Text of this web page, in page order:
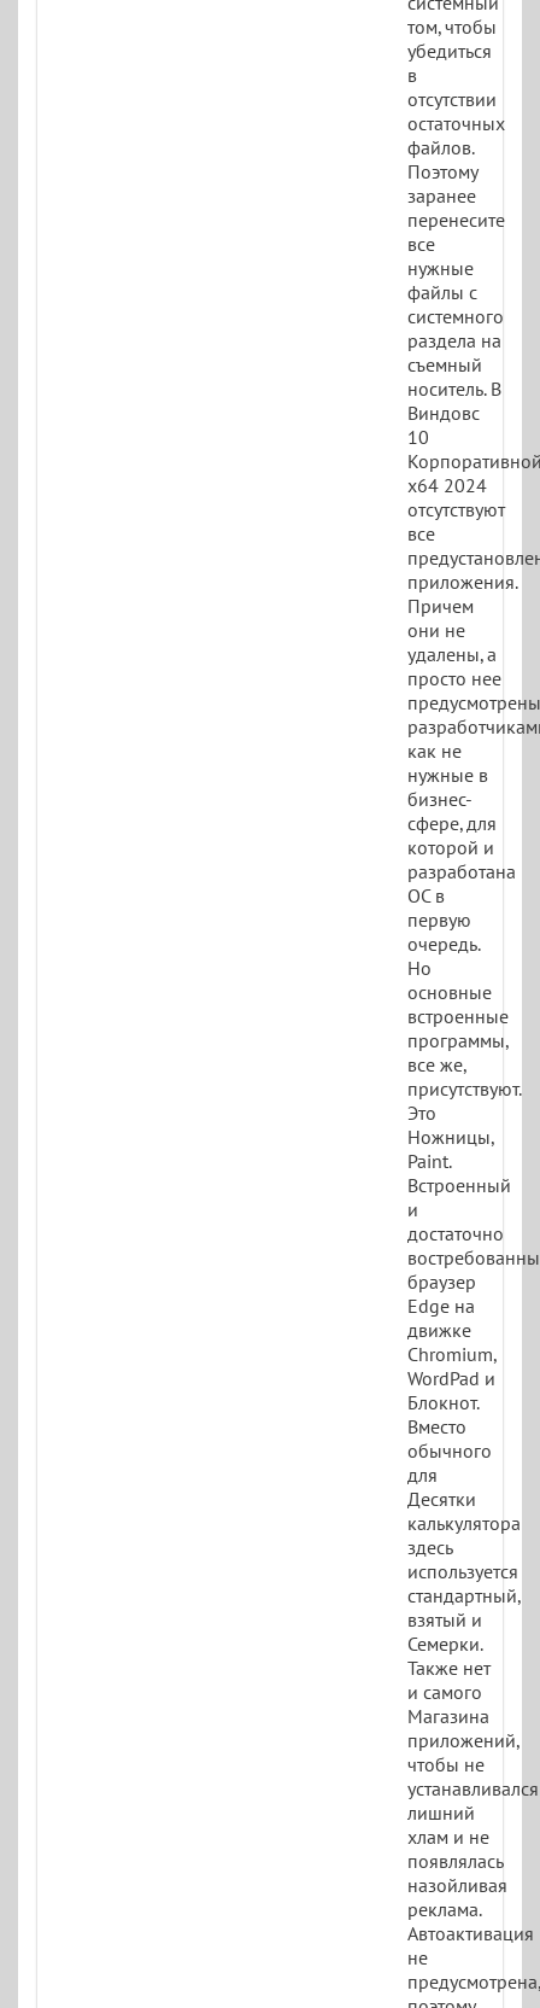
том, чтобы
убедиться
в
отсутствии
остаточных
файлов.
Поэтому
заранее
перенесите
все
нужные
файлы с
системного
раздела на
съемный
носитель. В
Виндовс
10
x64 2024
отсутствуют
все
приложения.
Причем
они не
удалены, а
просто нее
предусмотрены
как не
нужные в
бизнес-
сфере, для
которой и
разработана
ОС в
первую
очередь.
Но
основные
встроенные
программы,
все же,
присутствуют.
Это
Ножницы,
Paint.
Встроенный
и
достаточно
браузер
Edge на
движке
Chromium,
WordPad и
Блокнот.
Вместо
обычного
для
Десятки
калькулятора
здесь
используется
стандартный,
взятый и
Семерки.
Также нет
и самого
Магазина
приложений,
чтобы не
устанавливался
лишний
хлам и не
появлялась
назойливая
реклама.
Автоактивация
не
предусмотрена,